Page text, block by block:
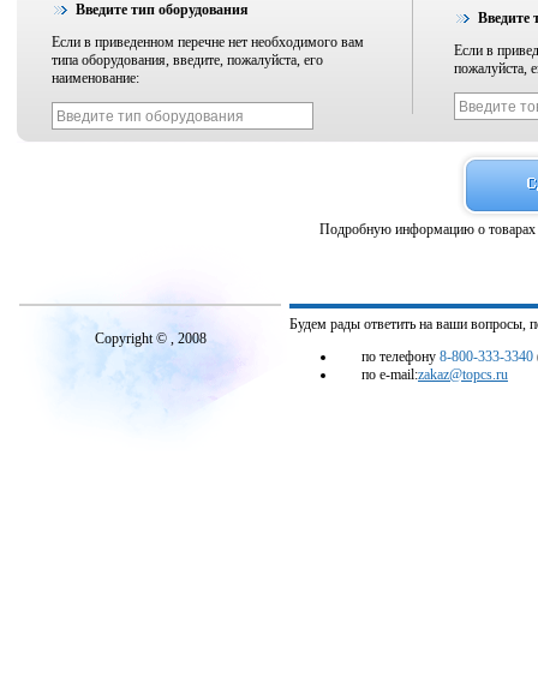
Введите тип оборудования
Если в приведенном перечне нет необходимого вам
типа оборудования, введите, пожалуйста, его
наименование:
Введите
Если в
пожалуйста,
Подробную информацию о товарах
Copyright © , 2008
Будем рады ответить на ваши вопросы,
по телефону 8-800-333-3340
по e-mail:zakaz@topcs.ru